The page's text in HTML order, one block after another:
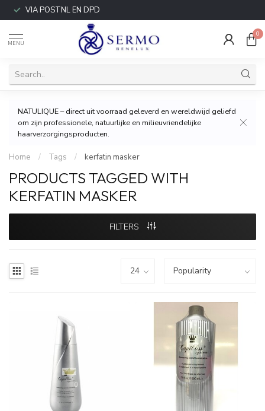
VIA POSTNL EN DPD
MENU
0
NATULIQUE – direct uit voorraad geleverd en wereldwijd geliefd
om zijn professionele, natuurlijke en milieuvriendelijke
haarverzorgingsproducten.
Home / Tags / kerfatin masker
PRODUCTS TAGGED WITH
KERFATIN MASKER
FILTERS